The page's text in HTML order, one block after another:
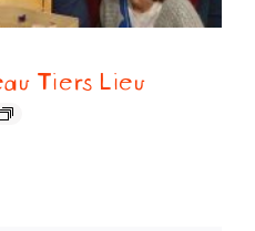
Tiers Lieu